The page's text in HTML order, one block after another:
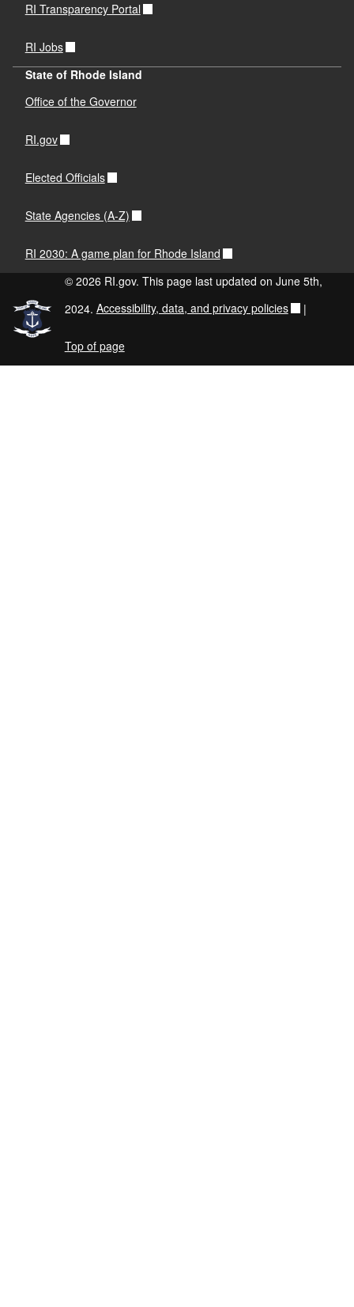
RI Transparency Portal
RI Jobs
State of Rhode Island
Office of the Governor
RI.gov
Elected Officials
State Agencies (A-Z)
RI 2030: A game plan for Rhode Island
© 2026 RI.gov. This page last updated on June 5th,
2024. Accessibility, data, and privacy policies |
Top of page